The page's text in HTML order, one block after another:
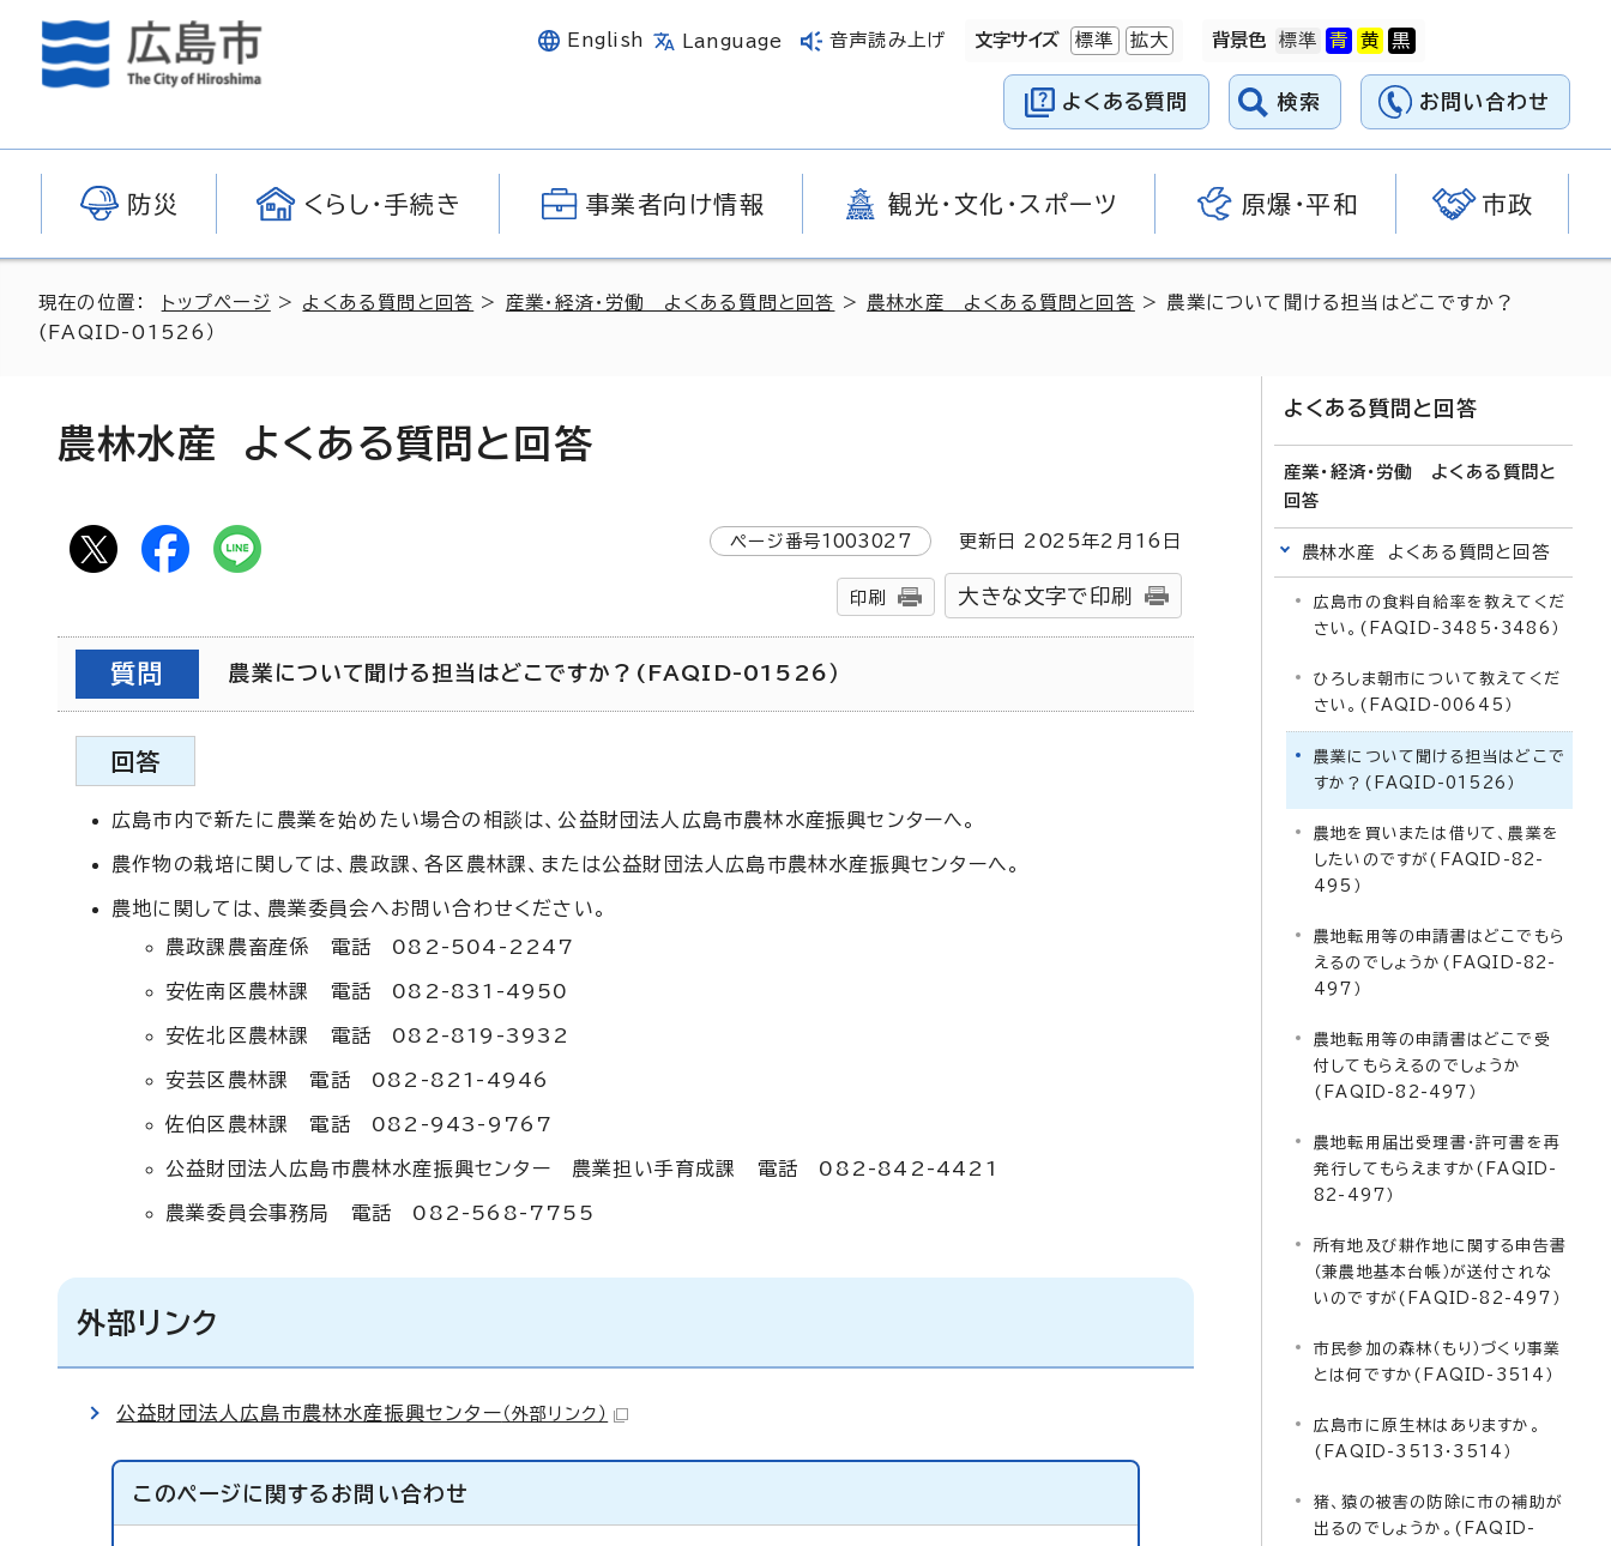
English Language 音声読み上げ 文字サイズ 標準 拡大 背景色
よくある質問 検索 お問い合わせ
防災 くらし・手続き 事業者向け情報 観光・文化・スポーツ 原爆・平和 市政
現在の位置： トップページ > よくある質問と回答 > 産業・経済・労働 よくある質問と回答 > 農林水産 よくある質問と回答 > 農業について聞ける担当はどこですか？
(FAQID-01526）
農林水産 よくある質問と回答
ページ番号1003027 更新日 2025年2月 16 日
印刷 大きな文字で印刷
質問 農業について聞ける担当はどこですか？(FAQID-01526）
回答
広島市内で新たに農業を始めたい場合の相談は、公益財団法人広島市農林水産振興センターへ。
農作物の栽培に関しては、農政課、各区農林課、または公益財団法人広島市農林水産振興センターへ。
農地に関しては、農業委員会へお問い合わせください。
農政課農畜産係 電話 082-504-2247
安佐南区農林課 電話 082-831-4950
安佐北区農林課 電話 082-819-3932
安芸区農林課 電話 082-821-4946
佐伯区農林課 電話 082-943-9767
公益財団法人広島市農林水産振興センター 農業担い手育成課 電話 082-842-4421
農業委員会事務局 電話 082-568-7755
外部リンク
公益財団法人広島市農林水産振興センター （外部リンク）
このページに関する お問い合わせ
よくある質問と回答
産業・経済・労働 よくある質問と
回答
農林水産 よくある質問と回答
広島市の食料自給率を教えてくだ
さい。(FAQID-3485・3486）
ひろしま朝市について教えてくだ
さい。(FAQID-00645）
農業について聞ける担当はどこで
すか？(FAQID-01526）
農地を買いまたは借りて、農業を
したいのですが(FAQID-82-
495）
農地転用等の申請書はどこでもら
えるのでしょうか(FAQID-82-
497）
農地転用等の申請書はどこで受
付してもらえるのでしょうか
(FAQID-82-497）
農地転用届出受理書・許可書を再
発行してもらえますか(FAQID-
82-497）
所有地及び耕作地に関する申告書
（兼農地基本台帳）が送付されな
いのですが(FAQID-82-497）
市民参加の森林（もり）づくり事業
とは何ですか(FAQID-3514）
広島市に原生林はありますか。
(FAQID-3513・3514）
猪、猿の被害の防除に市の補助が
出るのでしょうか。(FAQID-